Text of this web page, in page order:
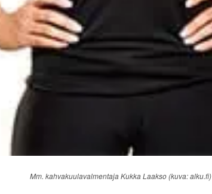
Mm. kahvakuulavalmentaja Kukka Laakso (kuva: alku.fi)